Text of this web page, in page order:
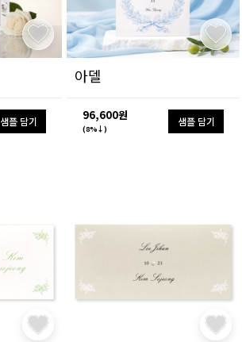
샘플 담기
아델
96,600원
(8%↓)
샘플 담기